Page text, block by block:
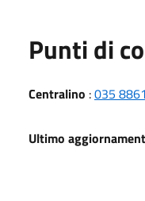
Punti di
Centralino :035
Ultimo